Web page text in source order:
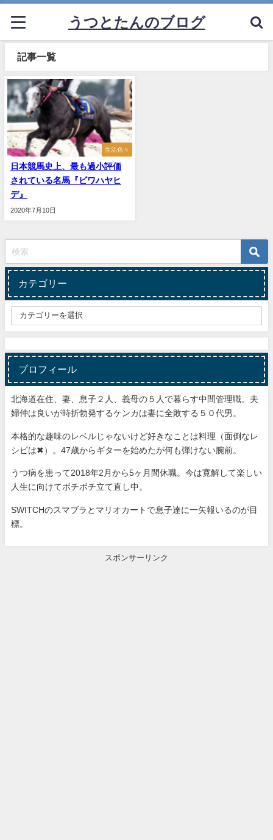
うつとたんのブログ
記事一覧
生活色々
日本競馬史上、最も過小評価
されている名馬『ビワハヤヒ
デ』
2020年7月10日
カテゴリー
プロフィール
北海道在住、妻、息子２人、義母の５人で暮らす中間管理職。夫
婦仲は良いが時折勃発するケンカは妻に全敗する５０代男。
本格的な趣味のレベルじゃないけど好きなことは料理（面倒なレ
シピは✖）。47歳からギターを始めたが何も弾けない腕前。
うつ病を患って2018年2月から5ヶ月間休職。今は寛解して楽しい
人生に向けてボチボチ立て直し中。
SWITCHのスマブラとマリオカートで息子達に一矢報いるのが目
標。
スポンサーリンク